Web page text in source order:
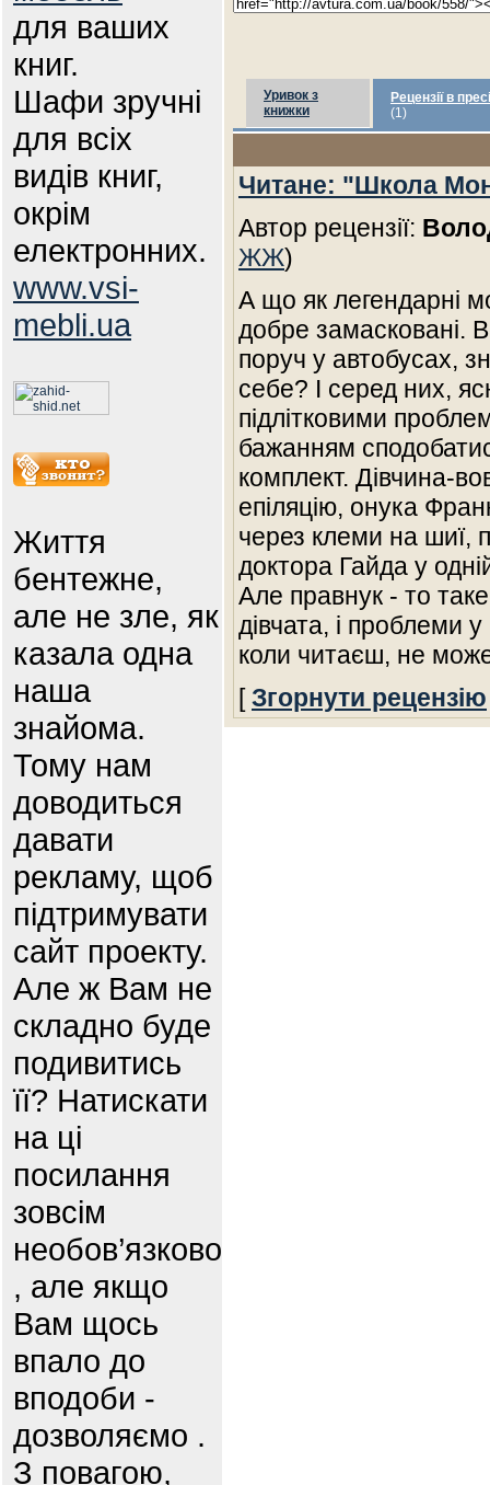
для ваших
книг.
Шафи зручні
для всіх
видів книг,
окрім
електронних.
www.vsi-
mebli.ua
Життя
бентежне,
але не зле, як
казала одна
наша
знайома.
Тому нам
доводиться
давати
рекламу, щоб
підтримувати
сайт проекту.
Але ж Вам не
складно буде
подивитись
її? Натискати
на ці
посилання
зовсім
необов’язково
, але якщо
Вам щось
впало до
вподоби -
дозволяємо .
З повагою,
Уривок з
книжки
Рецензії в пресі
(1)
Читане: "Школа
Автор рецензії:
ЖЖ)
А що як легендарні
добре замасковані.
поруч у автобусах,
себе? І серед них,
підлітковими
бажанням
комплект. Дівчина-
епіляцію, онука
через клеми на шиї,
доктора Гайда у
Але правнук - то
дівчата, і проблеми
коли читаєш, не
[Згорнути рецензію